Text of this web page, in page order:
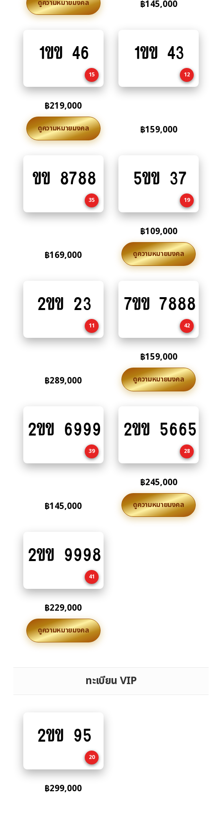
ดูความหมายมงคล ฿145,000
to
1ขข 46
15
฿219,000
ดูความหมายมงคล
to
1ขข 43
12
฿159,000
to
ขข 8788
35
฿169,000
to
5ขข 37
19
฿109,000
ดูความหมายมงคล
to
2ขข 23
11
฿289,000
to
7ขข 7888
42
฿159,000
ดูความหมายมงคล
to
2ขข 6999
39
฿145,000
to
2ขข 5665
28
฿245,000
ดูความหมายมงคล
to
2ขข 9998
41
฿229,000
ดูความหมายมงคล
ทะเบียน VIP
to
2ขข 95
20
฿299,000